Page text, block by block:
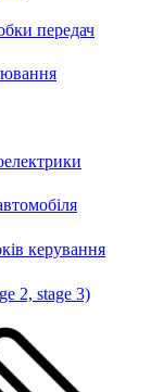
передач
керування
2, stage 3)